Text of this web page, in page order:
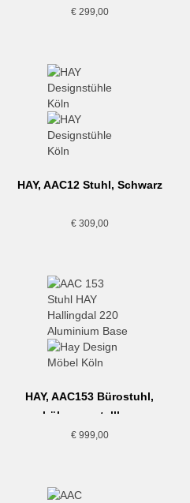
€299,00
HAY, AAC12 Stuhl, Schwarz
€309,00
HAY, AAC153 Bürostuhl,
höhenverstellbar,
Hallingdal 220
€999,00